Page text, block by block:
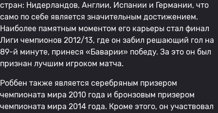
стран: Нидерландов, Англии, Испании и Германии, что
само по себе является значительным достижением.
Наиболее памятным моментом его карьеры стал финал
Лиги чемпионов 2012/13, где он забил решающий гол на
89-й минуте, принеся «Баварии» победу. За это он был
признан лучшим игроком матча.
Роббен также является серебряным призером
чемпионата мира 2010 года и бронзовым призером
чемпионата мира 2014 года. Кроме этого, он участвовал